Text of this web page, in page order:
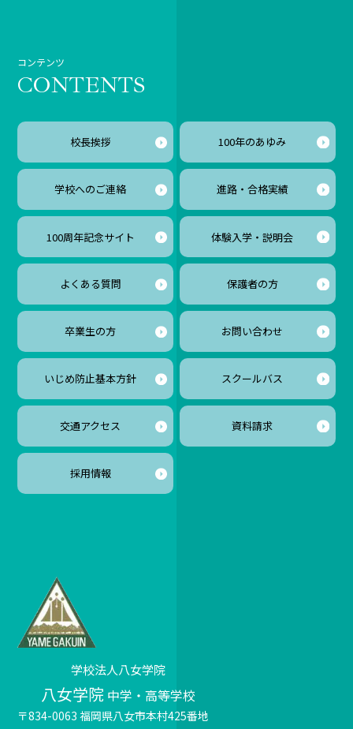
コンテンツ
CONTENTS
校長挨拶 100年のあゆみ
学校へのご連絡 進路・合格実績
100周年記念サイト 体験入学 ・説明会
よくある質問 保護者の方
卒業生の方 お問い合わせ
いじめ防止基本方針 スクールバス
交通アクセス 資料請求
採用情報
学校法人八女学院
八女学院 中学・高等学校
〒834-0063 福岡県八女市本村425番地